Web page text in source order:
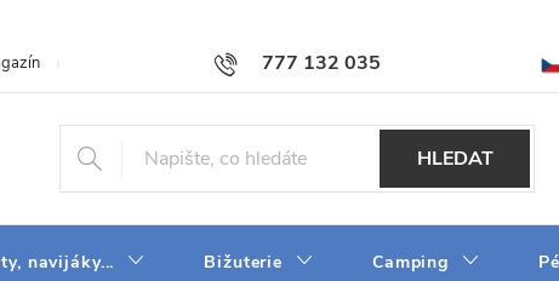
777 132 035
Obchodní podmínky Velkoobchod Napište
HLEDAT
navijáky... Bižuterie Camping